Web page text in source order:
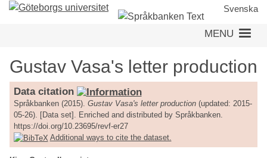
Skip
Svenska
MENU
Gustav Vasa's letter production
Data citation
Språkbanken (2015). Gustav Vasa's letter production(updated: 2015-
05-26). [Data set]. Enriched and distributed by Språkbanken.
https://doi.org/10.23695/revf-er27
Additional ways to cite the dataset.